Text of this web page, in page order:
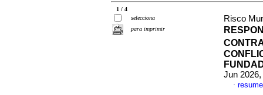
1 / 4
selecciona
para imprimir
Risco
Jun
·